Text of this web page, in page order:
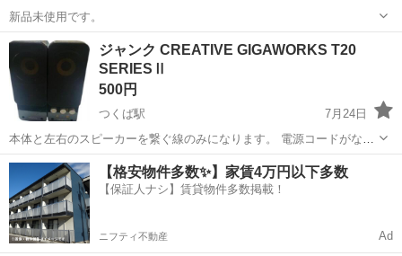
新品未使用です。
茨城 取手市 藤代駅
ジャンク CREATIVE GIGAWORKS T20
SERIESⅡ
500円
つくば駅
7月24日
本体と左右のスピーカーを繋ぐ線のみになります。 電源コードがない
為、現時点では使用出来るかはわかりません。 CREATIVE
GIGAWORKS T20 SERIESⅡ https://jp.creative.com/...
茨城 土浦市 つくば駅 オーディオ ジャンク
【格安物件多数✨】家賃4万円以下多数
【保証人ナシ】賃貸物件多数掲載！
ニフティ不動産 Ad